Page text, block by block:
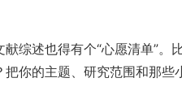
综述也得有个“心愿清单”。
你的主题、研究范围和那些